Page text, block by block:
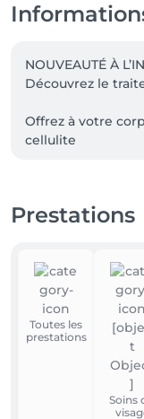
NOUVEAUTÉ À
Découvrez le
Offrez à votre
cellulite
Prestations
Toutes les
prestations
Soins